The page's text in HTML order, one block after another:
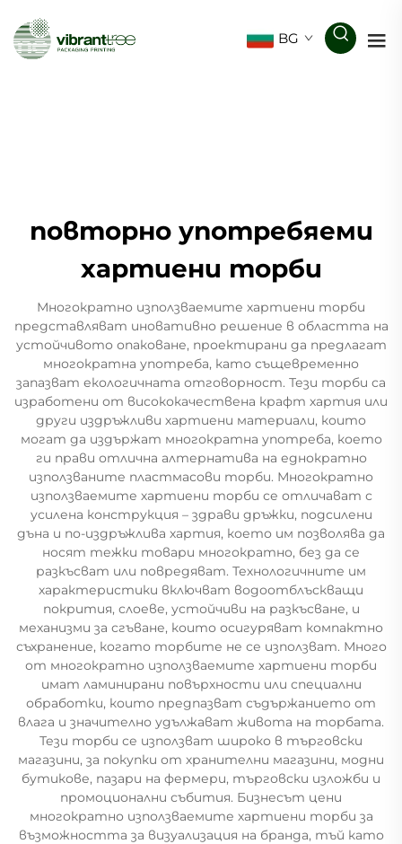
BG
повторно употребяеми
хартиени торби
Многократно използваемите хартиени торби
представляват иновативно решение в областта на
устойчивото опаковане, проектирани да предлагат
многократна употреба, като същевременно
запазват екологичната отговорност. Тези торби са
изработени от висококачествена крафт хартия или
други издръжливи хартиени материали, които
могат да издържат многократна употреба, което
ги прави отлична алтернатива на еднократно
използваните пластмасови торби. Многократно
използваемите хартиени торби се отличават с
усилена конструкция – здрави дръжки, подсилени
дъна и по-издръжлива хартия, което им позволява да
носят тежки товари многократно, без да се
разкъсват или повредяват. Технологичните им
характеристики включват водоотблъскващи
покрития, слоеве, устойчиви на разкъсване, и
механизми за сгъване, които осигуряват компактно
съхранение, когато торбите не се използват. Много
от многократно използваемите хартиени торби
имат ламинирани повърхности или специални
обработки, които предпазват съдържанието от
влага и значително удължават живота на торбата.
Тези торби се използват широко в търговски
магазини, за покупки от хранителни магазини, модни
бутикове, пазари на фермери, търговски изложби и
промоционални събития. Бизнесът цени
многократно използваемите хартиени торби за
възможността за визуализация на бранда, тъй като